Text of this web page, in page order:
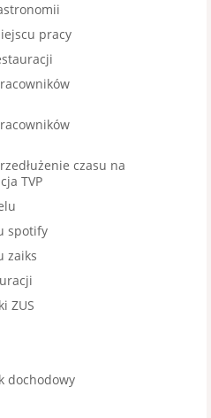
pracy
czasu na
TVP
spotify
zaiks
ZUS
dochodowy